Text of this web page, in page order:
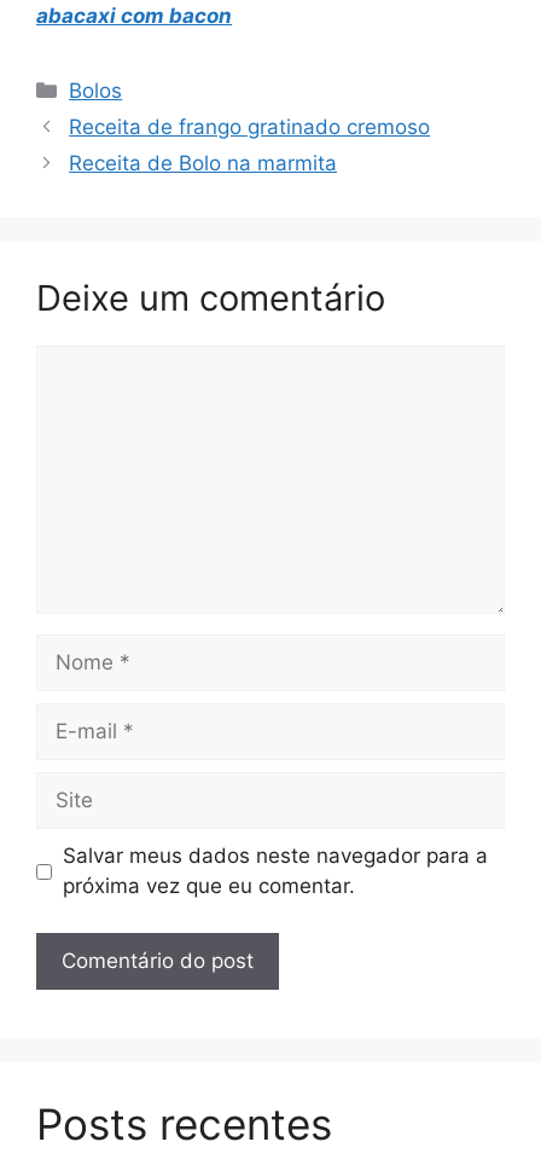
abacaxi com bacon
Categorias
Bolos
Receita de frango gratinado cremoso
Receita de Bolo na marmita
Deixe um comentário
Nome
Site
Salvar meus dados neste navegador para a
próxima vez que eu comentar.
Posts recentes